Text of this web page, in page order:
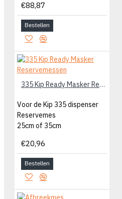
€88,87
Bestellen
335 Kip Ready Masker Reservemessen
Voor de Kip 335 dispenser
Reservemes
25cm of 35cm
€20,96
Bestellen